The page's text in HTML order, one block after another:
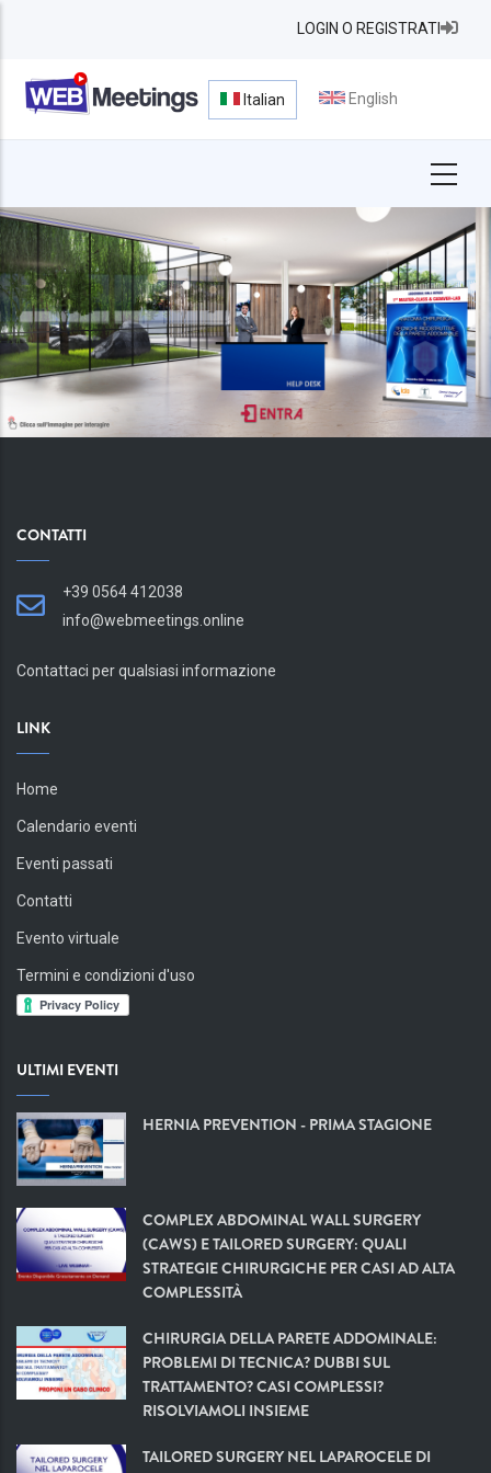
principale
LOGIN O REGISTRATI
Italian English
CONTATTI
+39 0564 412038
info@webmeetings.online
Contattaci per qualsiasi informazione
LINK
Home
Calendario eventi
Eventi passati
Contatti
Evento virtuale
Termini e condizioni d'uso
ULTIMI EVENTI
HERNIA PREVENTION - PRIMA STAGIONE
COMPLEX ABDOMINAL WALL SURGERY
(CAWS) E TAILORED SURGERY: QUALI
STRATEGIE CHIRURGICHE PER CASI AD ALTA
COMPLESSITÀ
CHIRURGIA DELLA PARETE ADDOMINALE:
PROBLEMI DI TECNICA? DUBBI SUL
TRATTAMENTO? CASI COMPLESSI?
RISOLVIAMOLI INSIEME
TAILORED SURGERY NEL LAPAROCELE DI